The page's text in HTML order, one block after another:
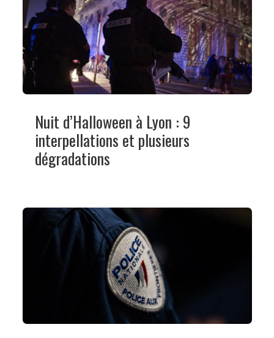
Nuit d’Halloween à Lyon : 9
interpellations et plusieurs
dégradations